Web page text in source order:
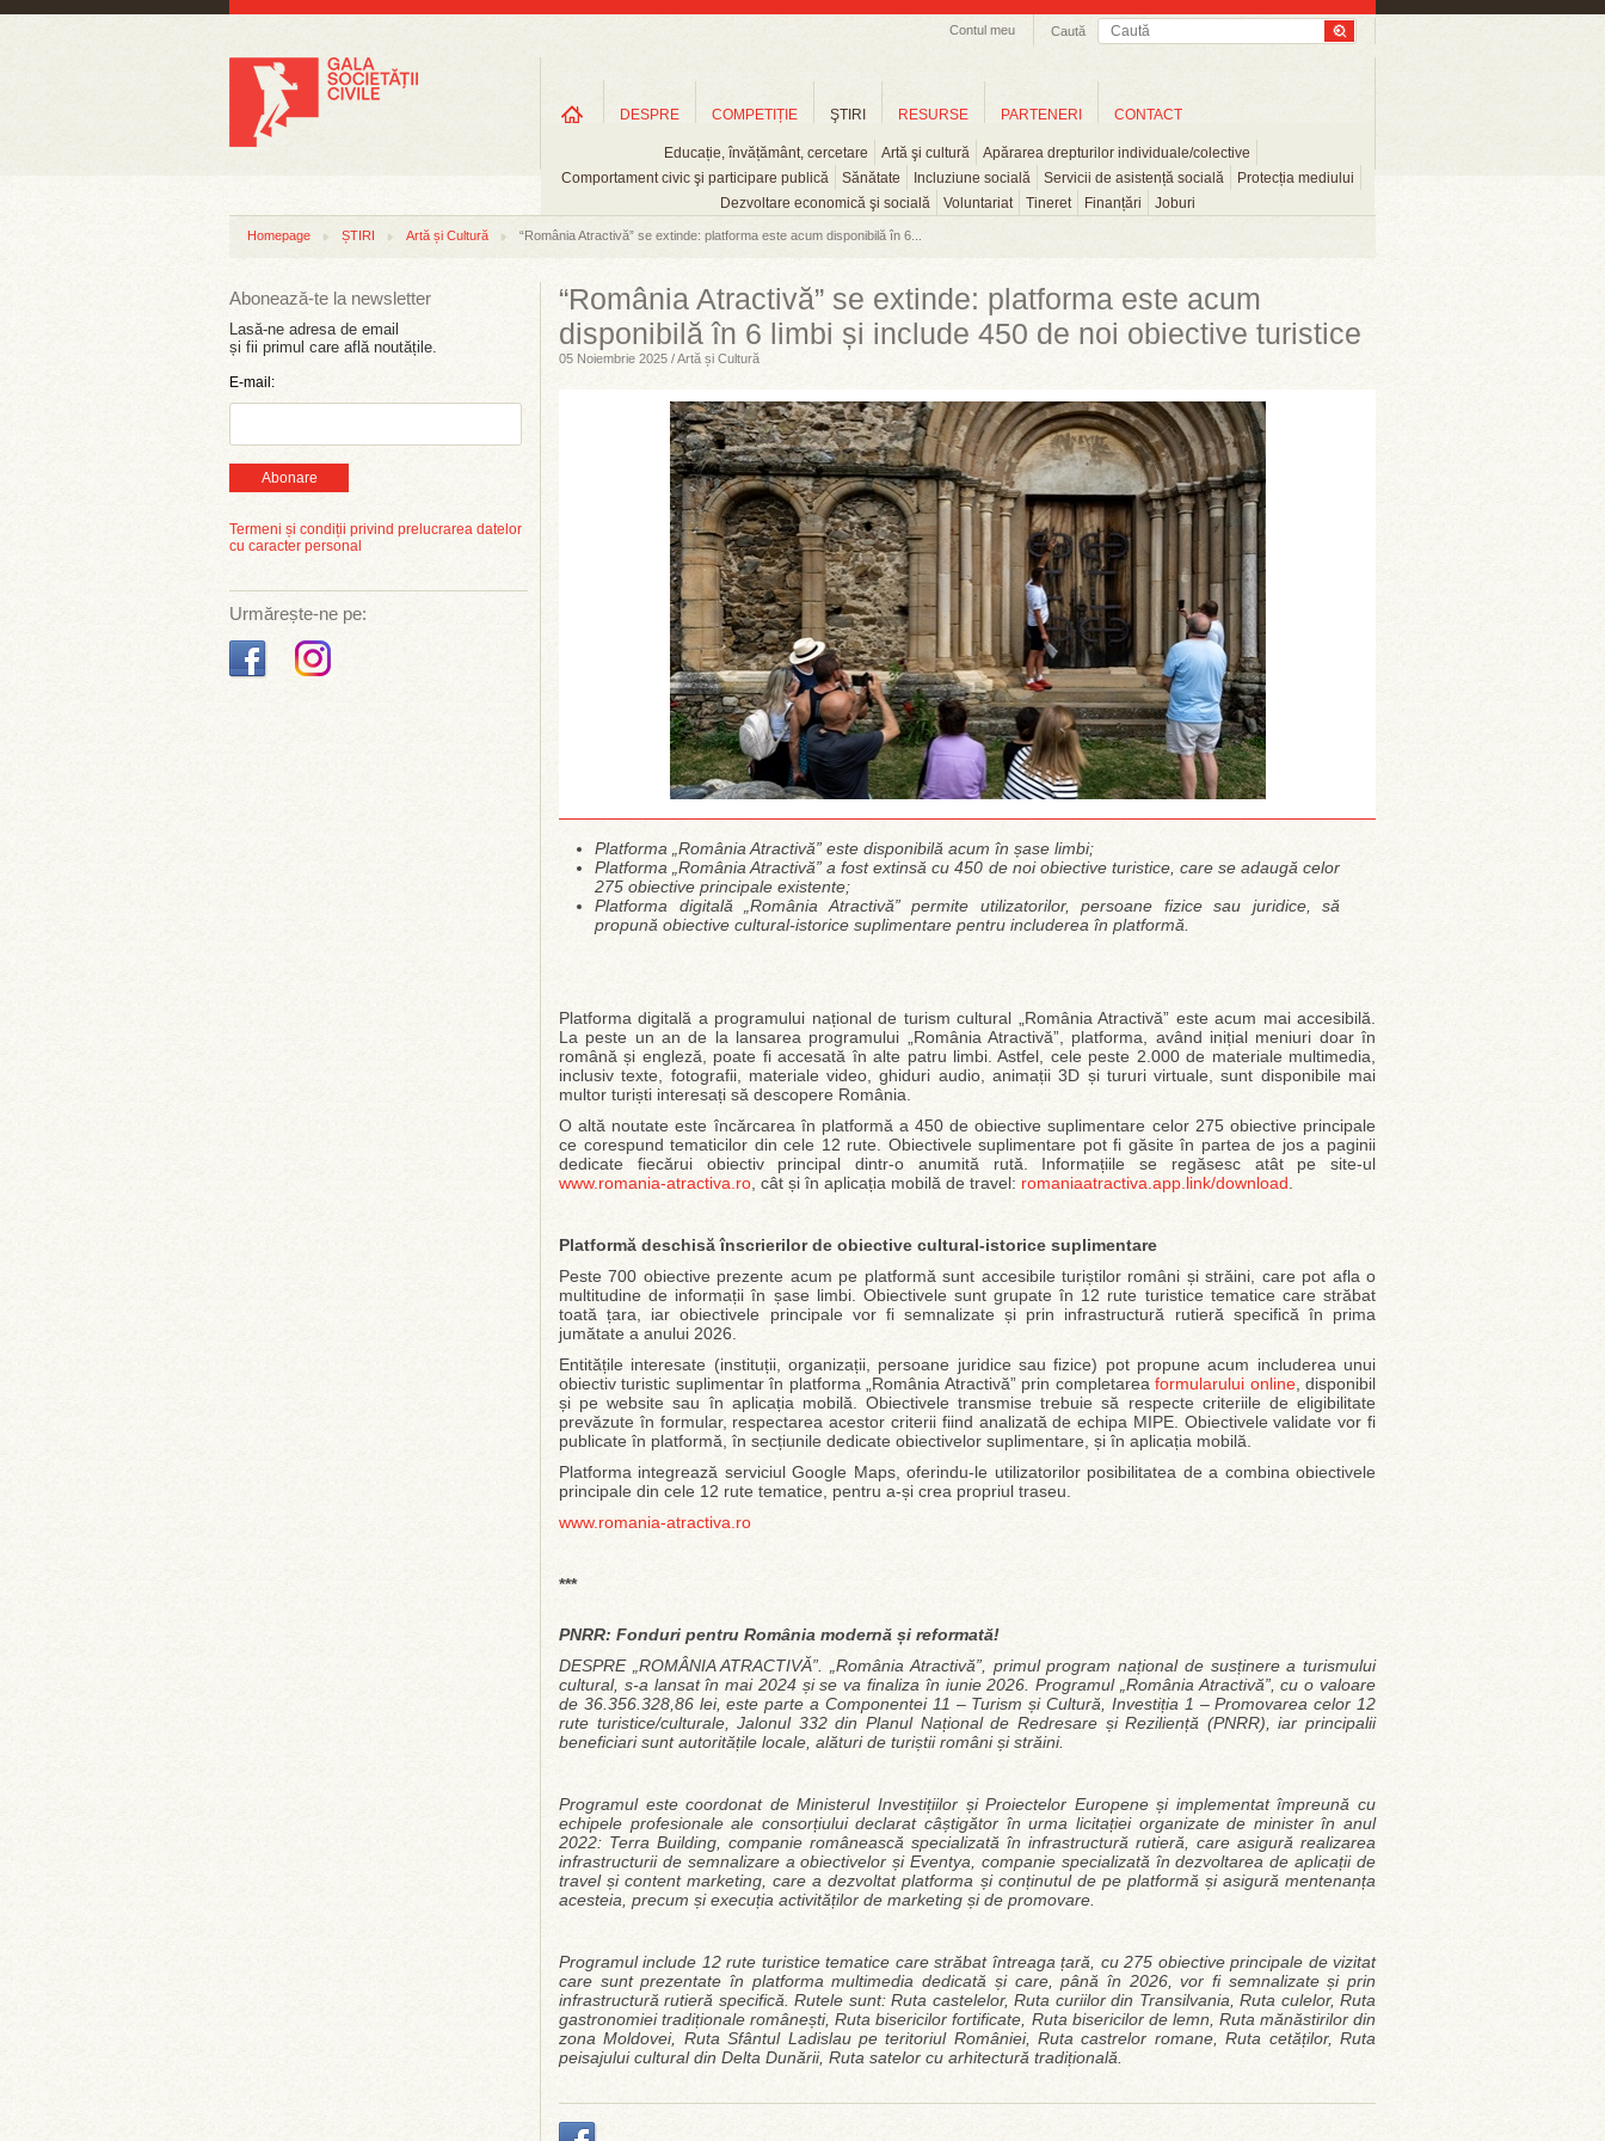
Caută
Contul meu
DESPRE COMPETIȚIE ŞTIRI
Educație, învățământ, cercetare Artă şi cultură
Apărarea drepturilor individuale/colective
Comportament civic şi participare publică
Sănătate Incluziune socială Servicii de asistență socială
Protecția mediului
Dezvoltare economică şi socială
Voluntariat Tineret Finanțări Joburi
RESURSE PARTENERI CONTACT
Homepage ȘTIRI Artă și Cultură “România Atractivă” se extinde: platforma este acum disponibilă în 6...
Abonează-te la newsletter
Lasă-ne adresa de email
și fii primul care află noutățile.
E-mail:
Abonare
Termeni și condiții privind prelucrarea datelor
cu caracter personal
Urmărește-ne pe:
“România Atractivă” se extinde: platforma este acum
disponibilă în 6 limbi și include 450 de noi obiective turistice
05 Noiembrie 2025 / Artă și Cultură
Platforma „România Atractivă” este disponibilă acum în șase limbi;
Platforma „România Atractivă” a fost extinsă cu 450 de noi obiective turistice, care se adaugă celor
275 obiective principale existente;
Platforma digitală „România Atractivă” permite utilizatorilor, persoane fizice sau juridice, să
propună obiective cultural-istorice suplimentare pentru includerea în platformă.
Platforma digitală a programului național de turism cultural „România Atractivă” este acum mai accesibilă.
La peste un an de la lansarea programului „România Atractivă”, platforma, având inițial meniuri doar în
română și engleză, poate fi accesată în alte patru limbi. Astfel, cele peste 2.000 de materiale multimedia,
inclusiv texte, fotografii, materiale video, ghiduri audio, animații 3D și tururi virtuale, sunt disponibile mai
multor turiști interesați să descopere România.
O altă noutate este încărcarea în platformă a 450 de obiective suplimentare celor 275 obiective principale
ce corespund tematicilor din cele 12 rute. Obiectivele suplimentare pot fi găsite în partea de jos a paginii
dedicate fiecărui obiectiv principal dintr-o anumită rută. Informațiile se regăsesc atât pe site-ul
www.romania-atractiva.ro , cât și în aplicația mobilă de travel: romaniaatractiva.app.link/download
Platformă deschisă înscrierilor de obiective cultural-istorice suplimentare
Peste 700 obiective prezente acum pe platformă sunt accesibile turiștilor români și străini, care pot afla o
multitudine de informații în șase limbi. Obiectivele sunt grupate în 12 rute turistice tematice care străbat
toată țara, iar obiectivele principale vor fi semnalizate și prin infrastructură rutieră specifică în prima
jumătate a anului 2026.
Entitățile interesate (instituții, organizații, persoane juridice sau fizice) pot propune acum includerea unui
obiectiv turistic suplimentar în platforma „România Atractivă” prin completareaformularului online, disponibil
și pe website sau în aplicația mobilă. Obiectivele transmise trebuie să respecte criteriile de eligibilitate
prevăzute în formular, respectarea acestor criterii fiind analizată de echipa MIPE. Obiectivele validate vor fi
publicate în platformă, în secțiunile dedicate obiectivelor suplimentare, și în aplicația mobilă.
Platforma integrează serviciul Google Maps, oferindu-le utilizatorilor posibilitatea de a combina obiectivele
principale din cele 12 rute tematice, pentru a-și crea propriul traseu.
www.romania-atractiva.ro
***
PNRR: Fonduri pentru România modernă și reformată!
DESPRE „ROMÂNIA ATRACTIVĂ”. „România Atractivă”, primul program național de susținere a turismului
cultural, s-a lansat în mai 2024 și se va finaliza în iunie 2026. Programul „România Atractivă”, cu o valoare
de 36.356.328,86 lei, este parte a Componentei 11 – Turism și Cultură, Investiția 1 – Promovarea celor 12
rute turistice/culturale, Jalonul 332 din Planul Național de Redresare și Reziliență (PNRR), iar principalii
beneficiari sunt autoritățile locale, alături de turiștii români și străini.
Programul este coordonat de Ministerul Investițiilor și Proiectelor Europene și implementat împreună cu
echipele profesionale ale consorțiului declarat câștigător în urma licitației organizate de minister în anul
2022: Terra Building, companie românească specializată în infrastructură rutieră, care asigură realizarea
infrastructurii de semnalizare a obiectivelor și Eventya, companie specializată în dezvoltarea de aplicații de
travel și content marketing, care a dezvoltat platforma și conținutul de pe platformă și asigură mentenanța
acesteia, precum și execuția activităților de marketing și de promovare.
Programul include 12 rute turistice tematice care străbat întreaga țară, cu 275 obiective principale de vizitat
care sunt prezentate în platforma multimedia dedicată și care, până în 2026, vor fi semnalizate și prin
infrastructură rutieră specifică. Rutele sunt: Ruta castelelor, Ruta curiilor din Transilvania, Ruta culelor, Ruta
gastronomiei tradiționale românești, Ruta bisericilor fortificate, Ruta bisericilor de lemn, Ruta mănăstirilor din
zona Moldovei, Ruta Sfântul Ladislau pe teritoriul României, Ruta castrelor romane, Ruta cetăților, Ruta
peisajului cultural din Delta Dunării, Ruta satelor cu arhitectură tradițională.